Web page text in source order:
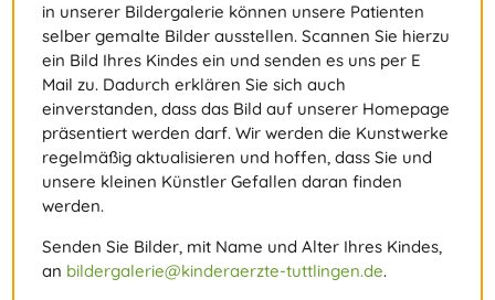
in unserer Bildergalerie können unsere Patienten
selber gemalte Bilder ausstellen. Scannen Sie hierzu
ein Bild Ihres Kindes ein und senden es uns per E
Mail zu. Dadurch erklären Sie sich auch
einverstanden, dass das Bild auf unserer Homepage
präsentiert werden darf. Wir werden die Kunstwerke
regelmäßig aktualisieren und hoffen, dass Sie und
unsere kleinen Künstler Gefallen daran finden
werden.
Senden Sie Bilder, mit Name und Alter Ihres Kindes,
an bildergalerie@kinderaerzte-tuttlingen.de.